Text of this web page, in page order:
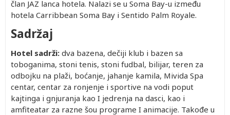
član JAZ lanca hotela. Nalazi se u Soma Bay-u između
hotela Carribbean Soma Bay i Sentido Palm Royale.
Sadržaj
Hotel sadrži: dva bazena, dečiji klub i bazen sa
toboganima, stoni tenis, stoni fudbal, bilijar, teren za
odbojku na plaži, boćanje, jahanje kamila, Mivida Spa
centar, centar za ronjenje i sportive na vodi poput
kajtinga i gnjuranja kao I jedrenja na dasci, kao i
amfiteatar za razne šou programe I animacije. Takođe u